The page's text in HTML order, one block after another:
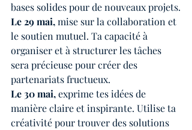
bases solides pour de nouveaux projets.
Le 29 mai, mise sur la collaboration et
le soutien mutuel. Ta capacité à
organiser et à structurer les tâches
sera précieuse pour créer des
partenariats fructueux.
Le 30 mai, exprime tes idées de
manière claire et inspirante. Utilise ta
créativité pour trouver des solutions